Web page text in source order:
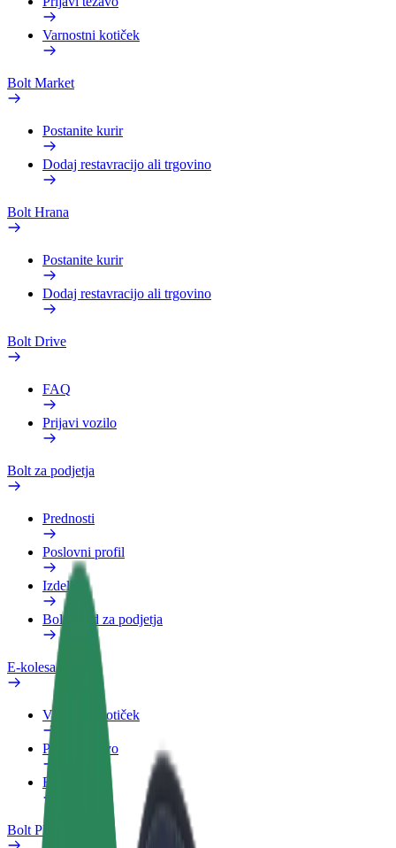
Varnostni kotiček
Bolt Market
Postanite kurir
Dodaj restavracijo ali trgovino
Bolt Hrana
Postanite kurir
Dodaj restavracijo ali trgovino
Bolt Drive
FAQ
Prijavi vozilo
Bolt za podjetja
Prednosti
Poslovni profil
Izdelki
Bolt Food za podjetja
E-kolesa
Varnostni kotiček
Prijavi težavo
FAQ
Bolt Plus